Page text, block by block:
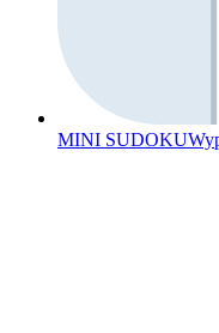
MINI SUDOKU